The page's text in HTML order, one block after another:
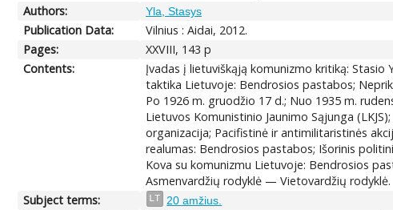
Authors:
Yla, Stasys
Publication Data:
Vilnius : Aidai, 2012.
Pages:
XXVIII, 143 p
Contents:
Įvadas į lietuviškąją komunizmo kritiką:
taktika Lietuvoje: Bendrosios pastabos;
Po 1926 m. gruodžio 17 d.; Nuo 1935 m.
Lietuvos Komunistinio Jaunimo Sąjunga
organizacija; Pacifistinė ir antimilitaristinės
realumas: Bendrosios pastabos; Išorinis
Kova su komunizmu Lietuvoje: Bendrosios
Asmenvardžių rodyklė — Vietovardžių rodyklė.
Subject terms:
LT 20 amžius.